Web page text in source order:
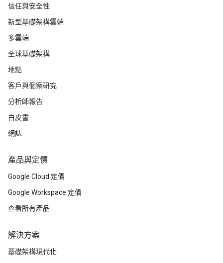
信任與安全性
新型基礎架構雲端
多雲端
全球基礎架構
地點
客戶與個案研究
分析師報告
白皮書
網誌
產品與定價
Google Cloud 定價
Google Workspace 定價
查看所有產品
解決方案
基礎架構現代化